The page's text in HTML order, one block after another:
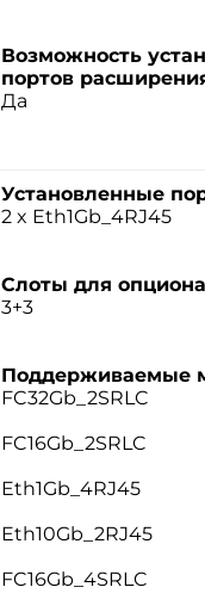
Возможность
портов
Да
Установленные
2 x Eth1Gb_4RJ45
Слоты для
3+3
Поддерживаемые
FC32Gb_2SRLC
FC16Gb_2SRLC
Eth1Gb_4RJ45
Eth10Gb_2RJ45
FC16Gb_4SRLC